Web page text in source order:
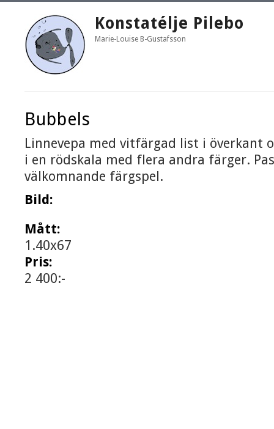
Konstatélje Pilebo
Marie-Louise B-Gustafsson
Bubbels
Linnevepa med vitfärgad list i överkant
i en rödskala med flera andra färger.
välkomnande färgspel.
Bild:
Mått:
1.40x67
Pris:
2 400:-